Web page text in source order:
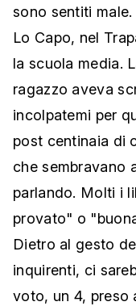
sono sentiti
Lo Capo, nel
la scuola media.
ragazzo aveva
incolpatemi per
post centinaia di
che sembravano
parlando. Molti i
provato" o
Dietro al gesto
inquirenti, ci
voto, un 4, preso